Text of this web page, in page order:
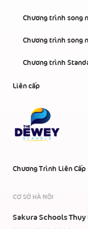
Chương trình song
Chương trình song
Chương trình
Liên cấp
Chương Trình Liên Cấp
CƠ SỞ HÀ NỘI
Sakura Schools Thụy